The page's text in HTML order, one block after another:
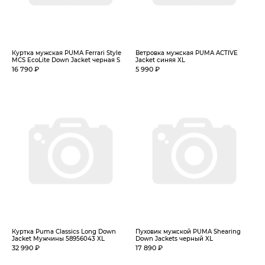
Куртка мужская PUMA Ferrari Style
MCS EcoLite Down Jacket черная S
16 790 ₽
Ветровка мужская PUMA ACTIVE
Jacket синяя XL
5 990 ₽
Куртка Puma Classics Long Down
Jacket Мужчины 58956043 XL
32 990 ₽
Пуховик мужской PUMA Shearing
Down Jackets черный XL
17 890 ₽